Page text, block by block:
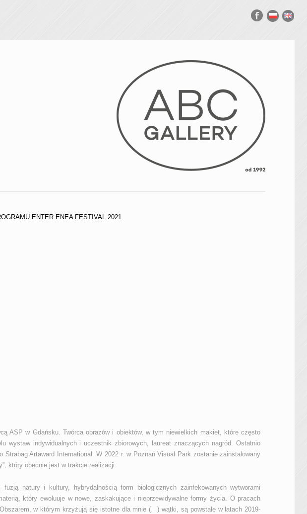
ENTER ENEA FESTIVAL 2021
ASP w Gdańsku. Twórca obrazów i obiektów, w tym niewielkich makiet, które często
wystaw indywidualnych i uczestnik zbiorowych, laureat znaczących nagród. Ostatnio
Strabag Artaward International. W 2022 r. w Poznań Visual Park zostanie zainstalowany
który obecnie jest w trakcie realizacji.
natury i kultury, hybrydalnością form biologicznych zainfekowanych wytworami
który ewoluuje w nowe, zaskakujące i nieprzewidywalne formy życia. O pracach
w którym krzyżują się istotne dla mnie (…) wątki, są powstałe w latach 2019-